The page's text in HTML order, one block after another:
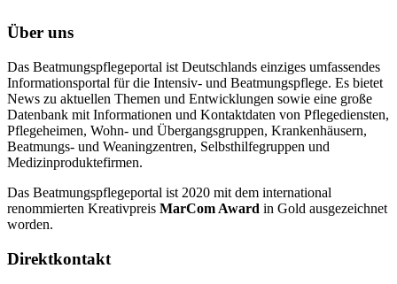
Über uns
Das Beatmungspflegeportal ist Deutschlands einziges umfassendes
Informationsportal für die Intensiv- und Beatmungspflege. Es bietet
News zu aktuellen Themen und Entwicklungen sowie eine große
Datenbank mit Informationen und Kontaktdaten von Pflegediensten,
Pflegeheimen, Wohn- und Übergangsgruppen, Krankenhäusern,
Beatmungs- und Weaningzentren, Selbsthilfegruppen und
Medizinproduktefirmen.
Das Beatmungspflegeportal ist 2020 mit dem international
renommierten Kreativpreis MarCom Award in Gold ausgezeichnet
worden.
Direktkontakt